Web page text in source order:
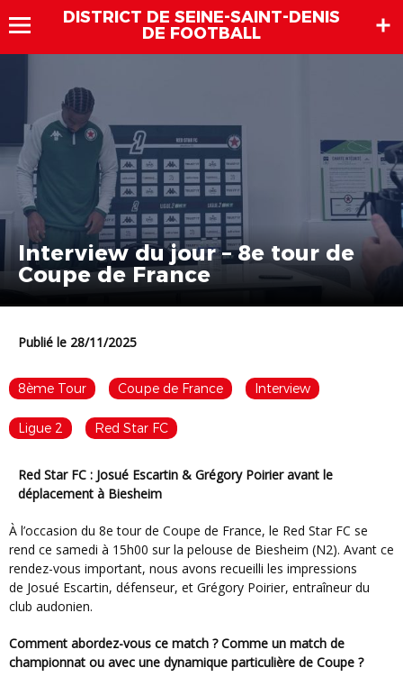
DISTRICT DE SEINE-SAINT-DENIS
DE FOOTBALL
Interview du jour – 8e tour de
Coupe de France
Publié le 28/11/2025
8ème Tour Coupe de France Interview
Ligue 2 Red Star FC
Red Star FC : Josué Escartin & Grégory Poirier avant le
déplacement à Biesheim
À l’occasion du 8e tour de Coupe de France, le Red Star FC se
rend ce samedi à 15h00 sur la pelouse de Biesheim (N2). Avant ce
rendez-vous important, nous avons recueilli les impressions
de Josué Escartin, défenseur, et Grégory Poirier, entraîneur du
club audonien.
Comment abordez-vous ce match ? Comme un match de
championnat ou avec une dynamique particulière de Coupe ?